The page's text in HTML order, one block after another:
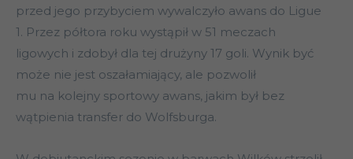
przed jego przybyciem wywalczyło awans do Ligue
1. Przez półtora roku wystąpił w 51 meczach
ligowych i zdobył dla tej drużyny 17 goli. Wynik być
może nie jest oszałamiający, ale pozwolił
mu na kolejny sportowy awans, jakim był bez
wątpienia transfer do Wolfsburga.